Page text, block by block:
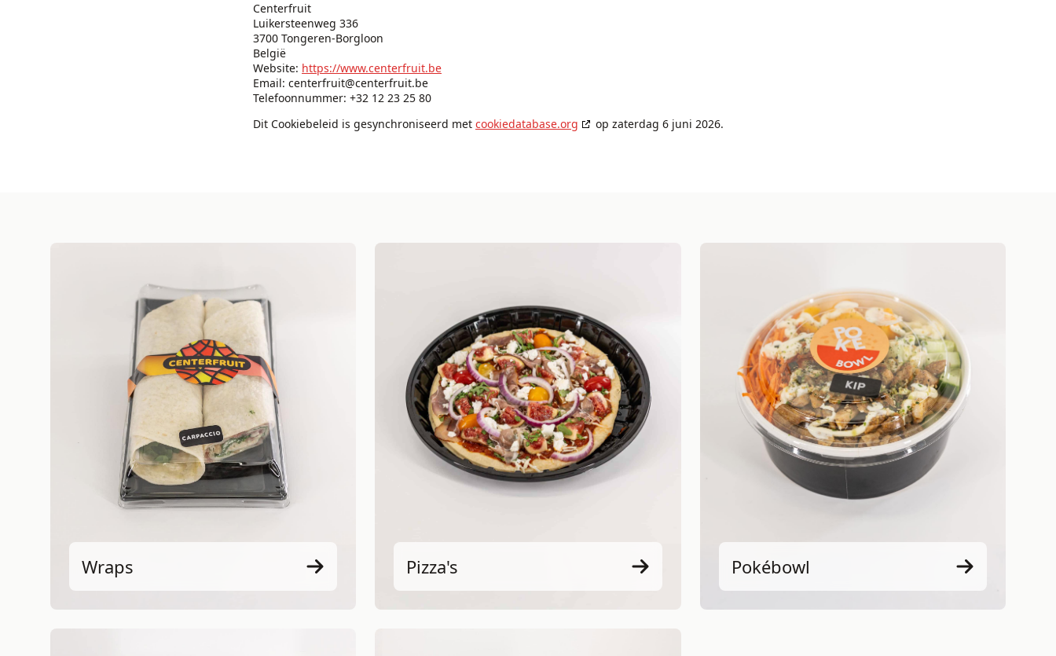
Centerfruit
Luikersteenweg 336
3700 Tongeren-Borgloon
België
Website: https://www.centerfruit.be
Email: centerfruit@centerfruit.be
Telefoonnummer: +32 12 23 25 80
Dit Cookiebeleid is gesynchroniseerd met cookiedatabase.org op zaterdag 6 juni 2026.
Wraps Pizza's Pokébowl